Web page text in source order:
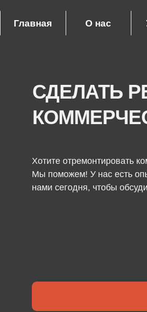
Главная О нас
СДЕЛАТЬ
Хотите отремонтировать
Мы поможем! У нас есть
нами сегодня, чтобы